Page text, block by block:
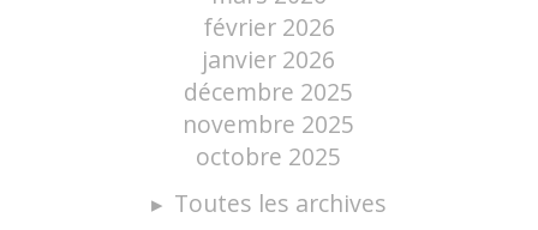
février 2026
janvier 2026
décembre 2025
novembre 2025
octobre 2025
Toutes les archives